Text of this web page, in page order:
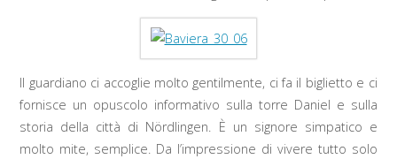
Il guardiano ci accoglie molto gentilmente, ci fa il biglietto e ci
fornisce un opuscolo informativo sulla torre Daniel e sulla
storia della città di Nördlingen. È un signore simpatico e
molto mite, semplice. Da l’impressione di vivere tutto solo